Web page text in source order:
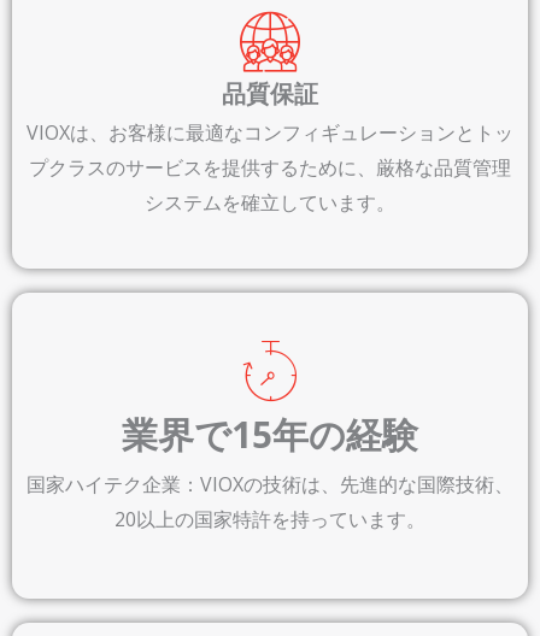
品質保証
VIOXは、お客様に最適なコンフィギュレーションとトッ
プクラスのサービスを提供するために、厳格な品質管理
システムを確立しています。
業界で15年の経験
国家ハイテク企業：VIOXの技術は、先進的な国際技術、
20以上の国家特許を持っています。